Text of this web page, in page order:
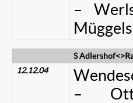
–
S
12.12.04
–